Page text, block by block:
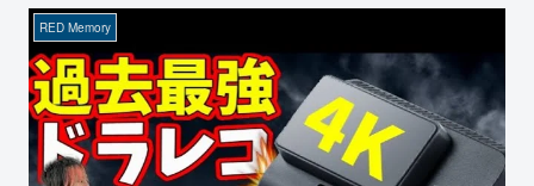
RED Memory